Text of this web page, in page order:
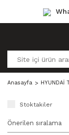
Anasayfa HYUNDAİ
Stoktakiler